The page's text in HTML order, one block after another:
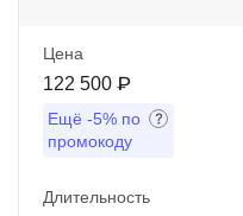
Цена
122 500 ₽
Ещё -5% по
промокоду
Длительность